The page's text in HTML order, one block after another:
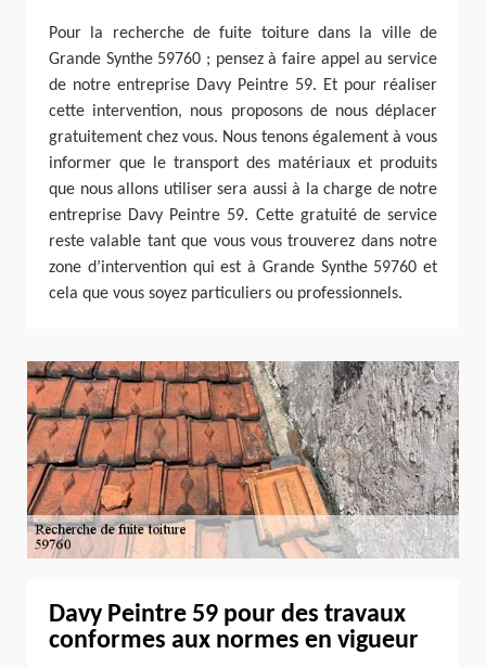
Pour la recherche de fuite toiture dans la ville de
Grande Synthe 59760 ; pensez à faire appel au service
de notre entreprise Davy Peintre 59. Et pour réaliser
cette intervention, nous proposons de nous déplacer
gratuitement chez vous. Nous tenons également à vous
informer que le transport des matériaux et produits
que nous allons utiliser sera aussi à la charge de notre
entreprise Davy Peintre 59. Cette gratuité de service
reste valable tant que vous vous trouverez dans notre
zone d’intervention qui est à Grande Synthe 59760 et
cela que vous soyez particuliers ou professionnels.
Davy Peintre 59 pour des travaux
conformes aux normes en vigueur